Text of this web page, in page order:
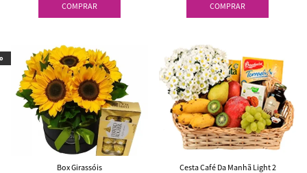
COMPRAR COMPRAR
Box Girassóis Cesta Café Da Manhã Light 2